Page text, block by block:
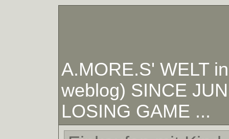
A.MORE.S' WELT
weblog) SINCE
LOSING GAME ...